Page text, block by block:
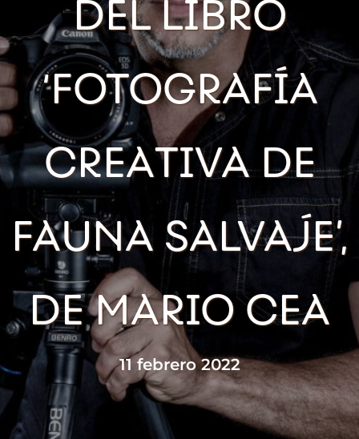
DEL LIBRO
‘FOTOGRAFÍA
CREATIVA DE
FAUNA SALVAJE’,
DE MARIO CEA
11 febrero 2022